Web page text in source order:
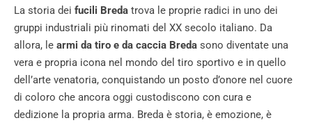
La storia dei fucili Breda trova le proprie radici in uno dei
gruppi industriali più rinomati del XX secolo italiano. Da
allora, le armi da tiro e da caccia Breda sono diventate una
vera e propria icona nel mondo del tiro sportivo e in quello
dell’arte venatoria, conquistando un posto d’onore nel cuore
di coloro che ancora oggi custodiscono con cura e
dedizione la propria arma. Breda è storia, è emozione, è